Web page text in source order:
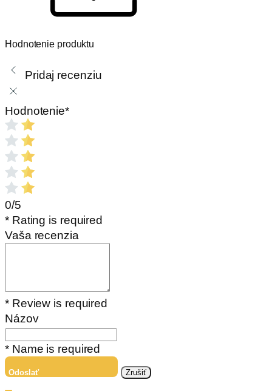
Hodnotenie produktu
Pridaj recenziu
Hodnotenie*
0/5
* Rating is required
Vaša recenzia
* Review is required
Názov
* Name is required
Odoslať Zrušiť